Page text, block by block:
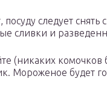
посуду следует
сливки и
(никаких комочков
Мороженое будет